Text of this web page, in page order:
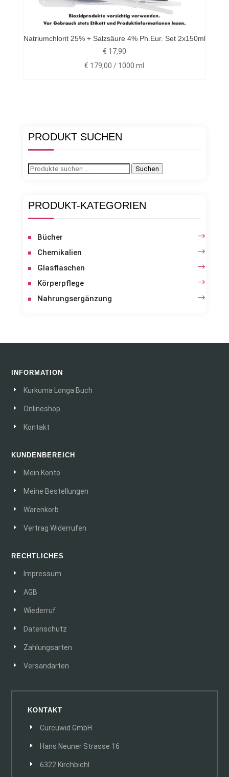
Natriumchlorit 25% + Salzsäure 4% Ph.Eur. Set 2x150ml
€ 17,90
€ 179,00 / 1000 ml
PRODUKT SUCHEN
Suchen
Suchen
PRODUKT-KATEGORIEN
Bücher
Chemikalien
Glasflaschen
Körperpflege
Nahrungsergänzung
INFORMATION
Kurkuma Longa Buch
Onlineshop
Kontakt
KUNDENBEREICH
Mein Konto
Meine Bestellungen
Warenkorb
Vertrag Widerrufen
RECHTLICHES
Impressum
AGB
Wiederruf
Datenschutz
Zahlungsarten
Versandarten
KONTAKT
Curcuwid GmbH
Hans Neuner Strasse 16
6322 Kirchbichl